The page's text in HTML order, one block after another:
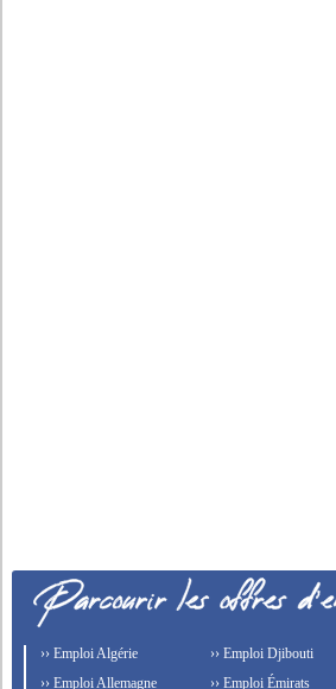
›› Emploi Algérie
›› Emploi Allemagne
›› Emploi Djibouti
›› Emploi Émirats